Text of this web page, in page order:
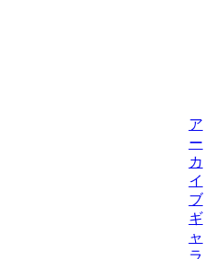
ア
ー
カ
イ
ブ
ギ
ャ